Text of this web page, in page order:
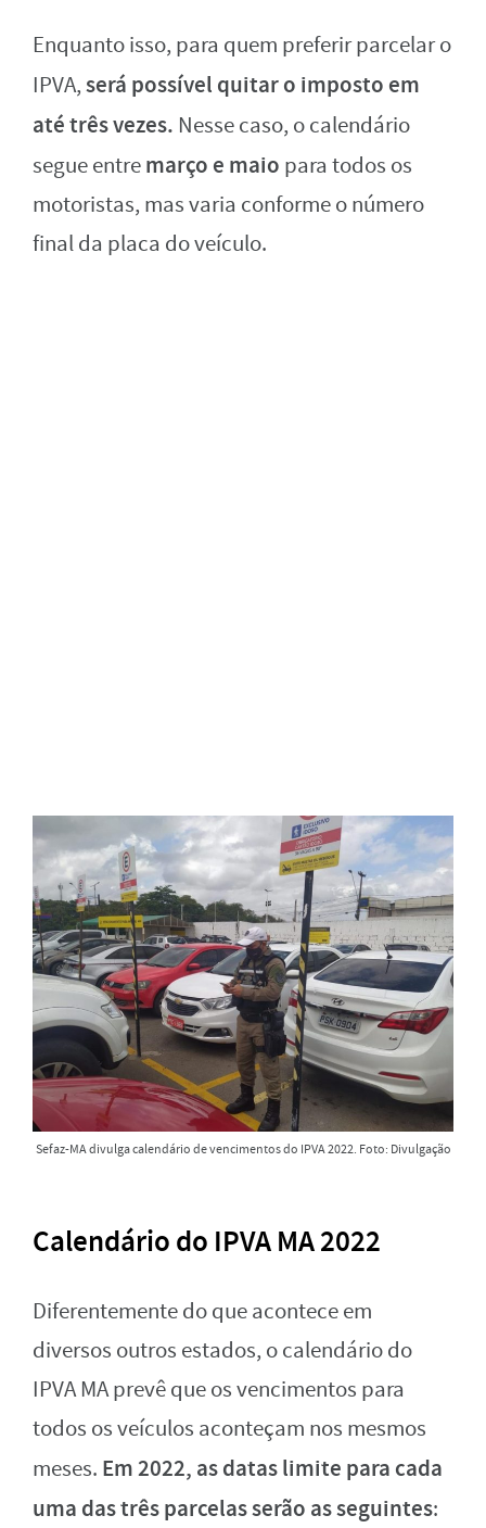
Enquanto isso, para quem preferir parcelar o
IPVA,será possível quitar o imposto em
até três vezes. Nesse caso, o calendário
segue entremarço e maio para todos os
motoristas, mas varia conforme o número
final da placa do veículo.
Sefaz-MA divulga calendário de vencimentos do IPVA 2022. Foto: Divulgação
Calendário do IPVA MA 2022
Diferentemente do que acontece em
diversos outros estados, o calendário do
IPVA MA prevê que os vencimentos para
todos os veículos aconteçam nos mesmos
meses. Em 2022, as datas limite para cada
uma das três parcelas serão as seguintes: